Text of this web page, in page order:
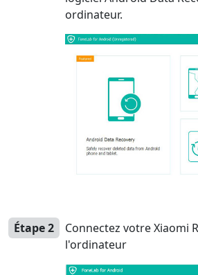
ordinateur.
Étape 2
Connectez votre Xiaomi
l'ordinateur